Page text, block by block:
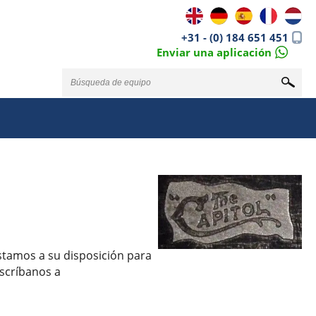
+31 - (0) 184 651 451
Enviar una aplicación
a su disposición para
a